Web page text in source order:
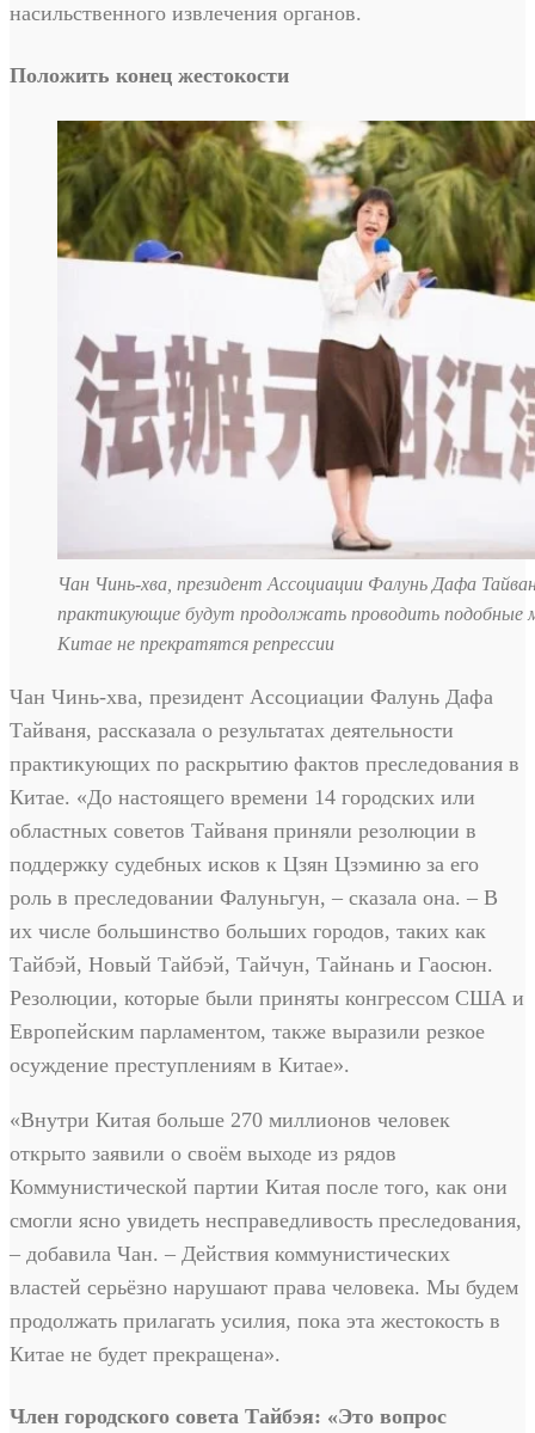
насильственного извлечения органов.
Положить конец жестокости
Чан Чинь-хва, президент Ассоциации Фалунь Дафа
практикующие будут продолжать проводить подобные
Китае не прекратятся репрессии
Чан Чинь-хва, президент Ассоциации Фалунь Дафа
Тайваня, рассказала о результатах деятельности
практикующих по раскрытию фактов преследования в
Китае. «До настоящего времени 14 городских или
областных советов Тайваня приняли резолюции в
поддержку судебных исков к Цзян Цзэминю за его
роль в преследовании Фалуньгун, – сказала она. – В
их числе большинство больших городов, таких как
Тайбэй, Новый Тайбэй, Тайчун, Тайнань и Гаосюн.
Резолюции, которые были приняты конгрессом США и
Европейским парламентом, также выразили резкое
осуждение преступлениям в Китае».
«Внутри Китая больше 270 миллионов человек
открыто заявили о своём выходе из рядов
Коммунистической партии Китая после того, как они
смогли ясно увидеть несправедливость преследования,
– добавила Чан. – Действия коммунистических
властей серьёзно нарушают права человека. Мы будем
продолжать прилагать усилия, пока эта жестокость в
Китае не будет прекращена».
Член городского совета Тайбэя: «Это вопрос